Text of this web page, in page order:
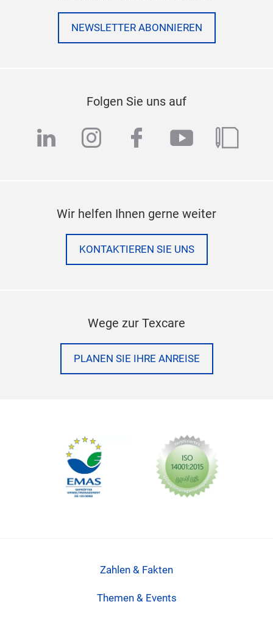
NEWSLETTER ABONNIEREN
Folgen Sie uns auf
linkedininstagram
facebook
youtube
blog
Wir helfen Ihnen gerne weiter
KONTAKTIEREN SIE UNS
Wege zur Texcare
PLANEN SIE IHRE ANREISE
Zahlen & Fakten
Themen & Events